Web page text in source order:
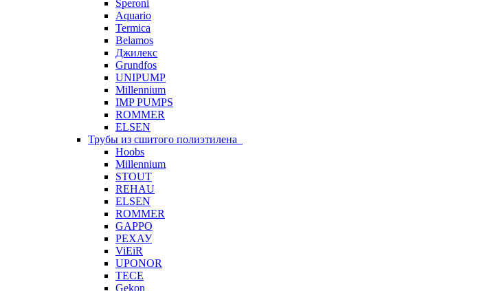
Speroni
Aquario
Termica
Belamos
Джилекс
Grundfos
UNIPUMP
Millennium
IMP PUMPS
ROMMER
ELSEN
Трубы из сшитого полиэтилена
Hoobs
Millennium
STOUT
REHAU
ELSEN
ROMMER
GAPPO
РЕХАУ
ViEiR
UPONOR
TECE
Gekon